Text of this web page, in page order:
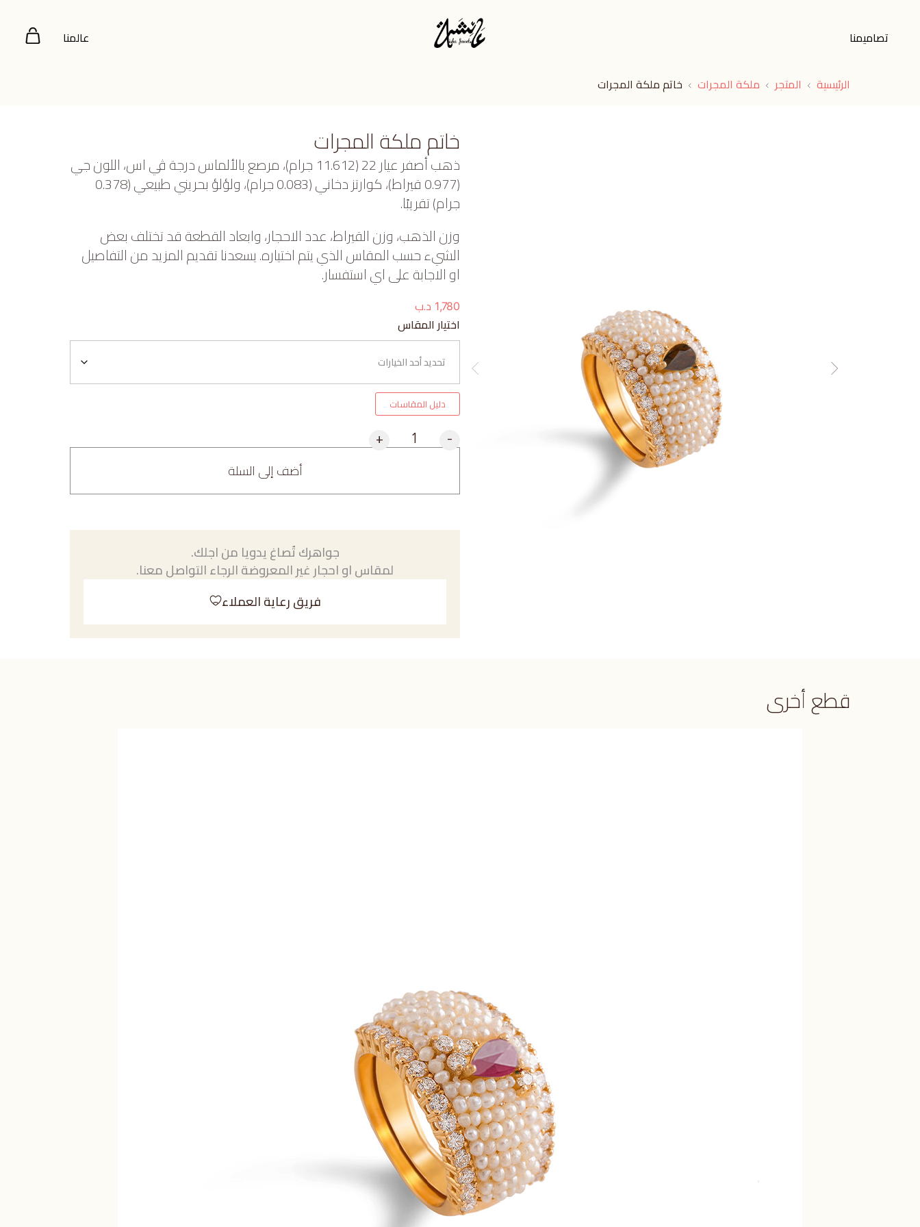
تصاميمنا عالمنا
الرئيسية المتجر ملكة المجرات خاتم ملكة المجرات
خاتم ملكة المجرات
ذهب أصفر عيار 22 (11.612 جرام)، مرصع بالألماس درجة ڤي اس، اللون جي
(0.977 قيراط)، كوارتز دخاني (0.083 جرام)، ولؤلؤ بحريني طبيعي (0.378
جرام) تقريبًا.
وزن الذهب، وزن القيراط، عدد الاحجار، وابعاد القطعة قد تختلف بعض
الشيء حسب المقاس الذي يتم اختياره. يسعدنا تقديم المزيد من التفاصيل
او الاجابة على اي استفسار.
1,780 د.ب
اختيار المقاس
دليل المقاسات
-
+
أضف إلى السلة
جواهرك تُصاغ يدويا من اجلك.
لمقاس او احجار غير المعروضة الرجاء التواصل معنا.
فريق رعاية العملاء
قطع أخرى